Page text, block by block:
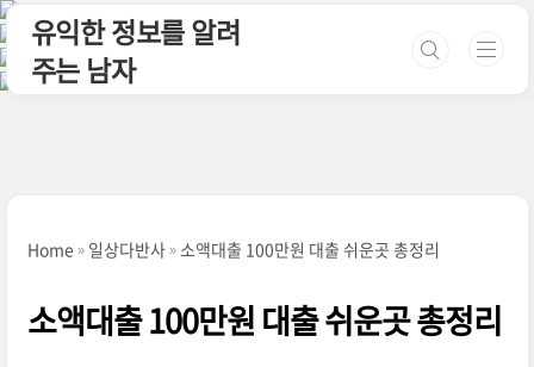
본문 바로가기
유익한 정보를 알려
주는 남자
Home 일상다반사 소액대출 100만원 대출 쉬운곳 총정리
소액대출 100만원 대출 쉬운곳 총정리